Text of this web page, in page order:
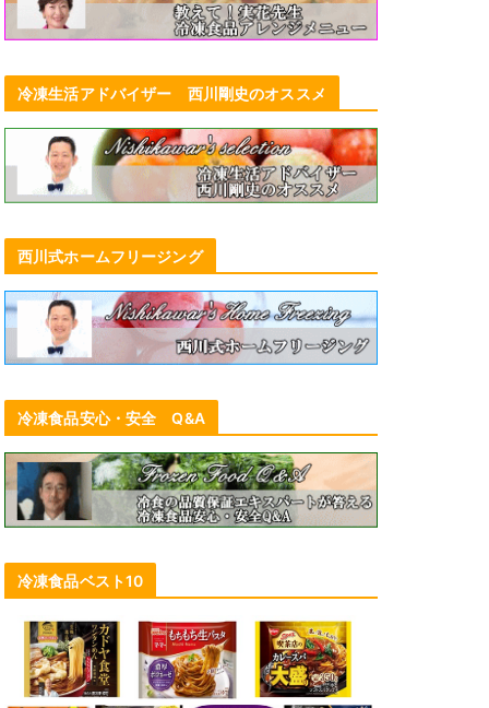
冷凍生活アドバイザー 西川剛史のオススメ
西川式ホームフリージング
冷凍食品安心・安全 Q&A
冷凍食品ベスト10